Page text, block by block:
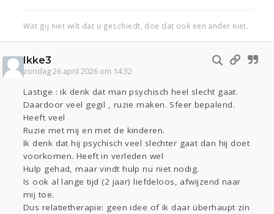
Wat gij niet wilt dat u geschiedt, doe dat ook een ander niet.
Ikke3
zondag 26 april 2026 om 14:32
Lastige : ik denk dat man psychisch heel slecht gaat.
Daardoor veel gegil , ruzie maken. Sfeer bepalend.
Heeft veel
Ruzie met mij en met de kinderen.
Ik denk dat hij psychisch veel slechter gaat dan hij doet
voorkomen. Heeft in verleden wel
Hulp gehad, maar vindt hulp nu niet nodig.
Is ook al lange tijd (2 jaar) liefdeloos, afwijzend naar
mij toe.
Dus relatietherapie: geen idee of ik daar überhaupt zin